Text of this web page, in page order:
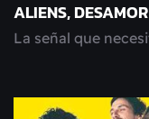
ALIENS,
La señal que